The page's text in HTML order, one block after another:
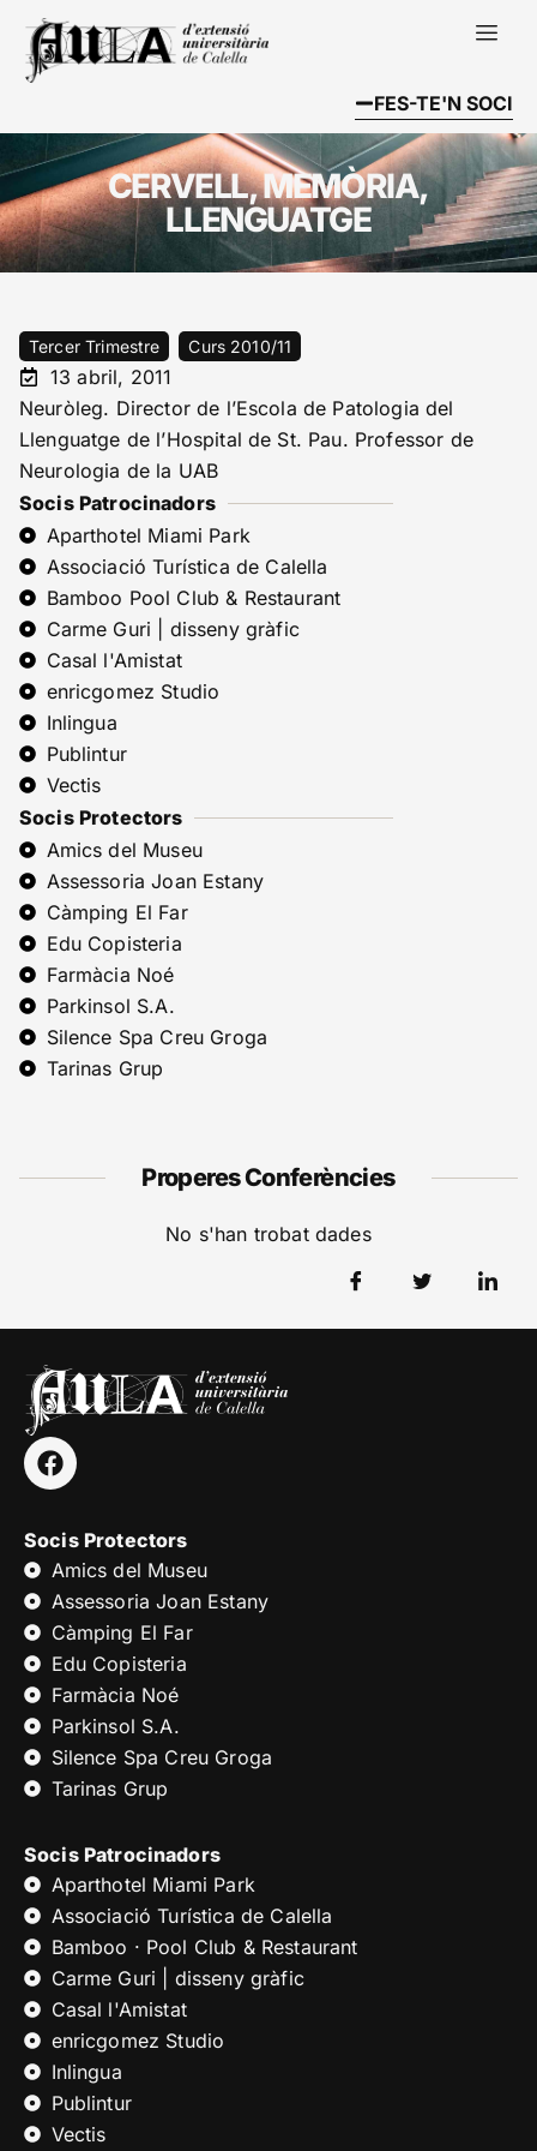
FES-TE'N SOCI
CERVELL, MEMÒRIA,
LLENGUATGE
Tercer Trimestre Curs 2010/11
13 abril, 2011
Neuròleg. Director de l’Escola de Patologia del
Llenguatge de l’Hospital de St. Pau. Professor de
Neurologia de la UAB
Socis Patrocinadors
Aparthotel Miami Park
Associació Turística de Calella
Bamboo Pool Club & Restaurant
Carme Guri | disseny gràfic
Casal l'Amistat
enricgomez Studio
Inlingua
Publintur
Vectis
Socis Protectors
Amics del Museu
Assessoria Joan Estany
Càmping El Far
Edu Copisteria
Farmàcia Noé
Parkinsol S.A.
Silence Spa Creu Groga
Tarinas Grup
Properes Conferències
No s'han trobat dades
Socis Protectors
Amics del Museu
Assessoria Joan Estany
Càmping El Far
Edu Copisteria
Farmàcia Noé
Parkinsol S.A.
Silence Spa Creu Groga
Tarinas Grup
Socis Patrocinadors
Aparthotel Miami Park
Associació Turística de Calella
Bamboo · Pool Club & Restaurant
Carme Guri | disseny gràfic
Casal l'Amistat
enricgomez Studio
Inlingua
Publintur
Vectis